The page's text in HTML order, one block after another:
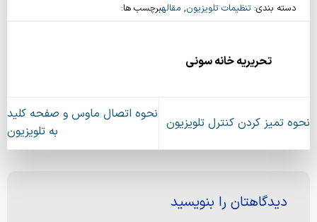
دسته بندی:تنظیمات تلویزیون, مقالهبرچسب ها:
تحریریه خانه سونی
نحوه تمیز کردن کنترل تلویزیون
نحوه اتصال ماوس و صفحه ‌کلید
به تلویزیون
دیدگاهتان را بنویسید